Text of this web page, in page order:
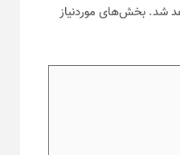
شد. بخش‌های موردنیاز